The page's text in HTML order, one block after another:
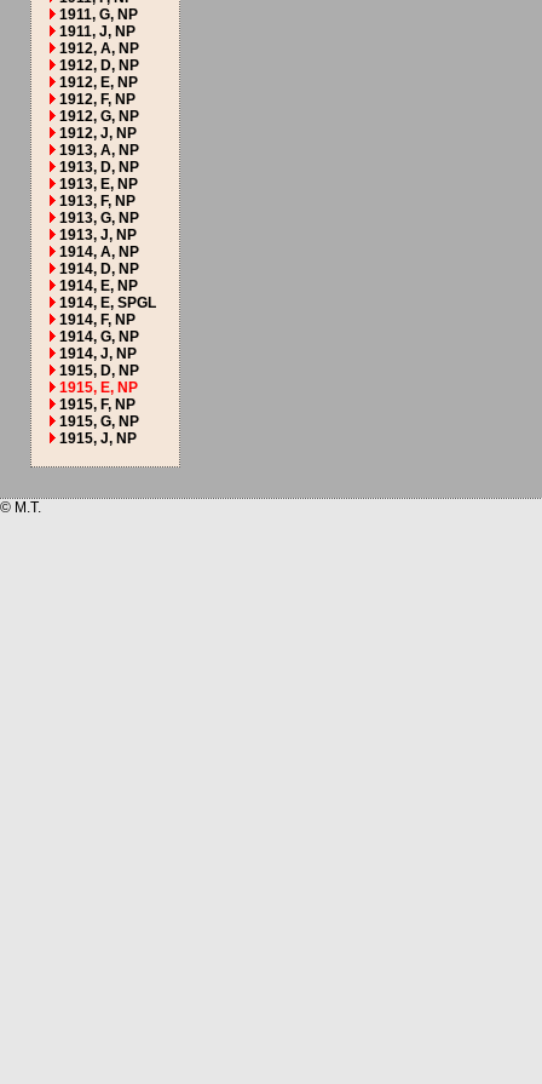
1911, G, NP
1911, J, NP
1912, A, NP
1912, D, NP
1912, E, NP
1912, F, NP
1912, G, NP
1912, J, NP
1913, A, NP
1913, D, NP
1913, E, NP
1913, F, NP
1913, G, NP
1913, J, NP
1914, A, NP
1914, D, NP
1914, E, NP
1914, E, SPGL
1914, F, NP
1914, G, NP
1914, J, NP
1915, D, NP
1915, E, NP
1915, F, NP
1915, G, NP
1915, J, NP
© M.T.